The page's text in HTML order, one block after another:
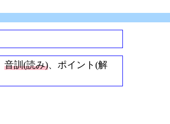
音訓(読み)、ポイント(解